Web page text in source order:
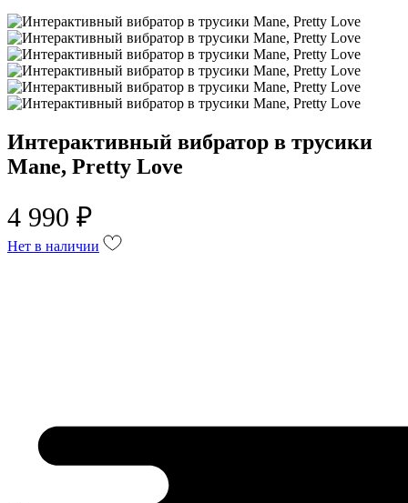
Интерактивный вибратор в трусики
Mane, Pretty Love
4 990 ₽
Нет в наличии